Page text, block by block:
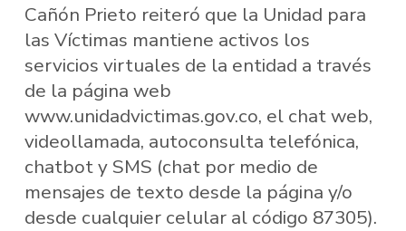
Cañón Prieto reiteró que la Unidad para
las Víctimas mantiene activos los
servicios virtuales de la entidad a través
de la página web
www.unidadvictimas.gov.co, el chat web,
videollamada, autoconsulta telefónica,
chatbot y SMS (chat por medio de
mensajes de texto desde la página y/o
desde cualquier celular al código 87305).